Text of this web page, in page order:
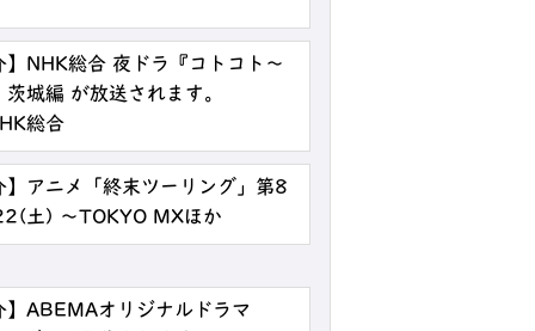
NHK総合 夜ドラ『コトコト～
城編 が放送されます。
総合
アニメ「終末ツーリング」第8
土) ～TOKYO MXほか
ABEMAオリジナルドラマ